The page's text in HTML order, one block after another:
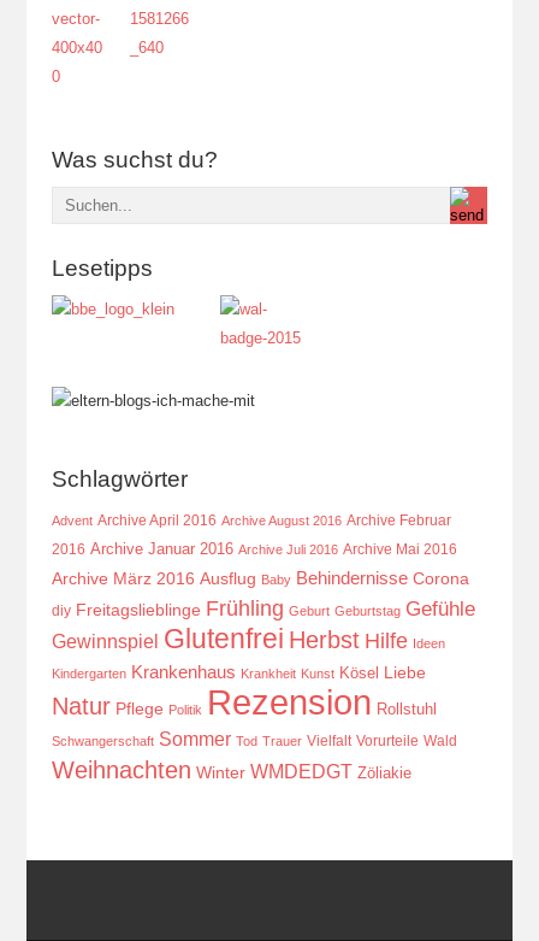
Was suchst du?
Lesetipps
Schlagwörter
Advent Archive April 2016 Archive August 2016 Archive Februar
2016 Archive Januar 2016 Archive Juli 2016 Archive Mai 2016
Archive März 2016 Ausflug Baby Behindernisse Corona
diy Freitagslieblinge Frühling Geburt Geburtstag Gefühle
Gewinnspiel Glutenfrei Herbst Hilfe Ideen
Kindergarten Krankenhaus Krankheit Kunst Kösel Liebe
Natur Pflege Politik Rezension Rollstuhl
Schwangerschaft Sommer Tod Trauer Vielfalt Vorurteile Wald
Weihnachten Winter WMDEDGT Zöliakie